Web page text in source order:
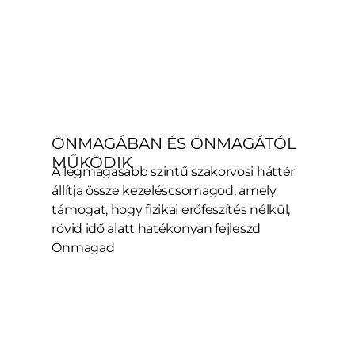
ÖNMAGÁBAN ÉS ÖNMAGÁTÓL
MŰKÖDIK
A legmagasabb szintű szakorvosi háttér
állítja össze kezeléscsomagod, amely
támogat, hogy fizikai erőfeszítés nélkül,
rövid idő alatt hatékonyan fejleszd
Önmagad